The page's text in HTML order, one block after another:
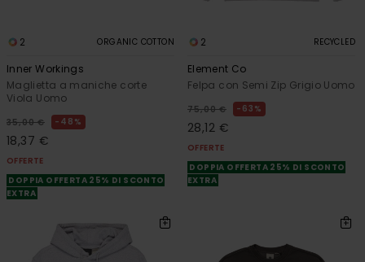
2 ORGANIC COTTON
Inner Workings
Maglietta a maniche corte
Viola Uomo
35,00 € 48%
18,37 €
OFFERTE
DOPPIA OFFERTA 25% DI SCONTO
EXTRA
2 RECYCLED
Element Co
Felpa con Semi Zip Grigio Uomo
75,00 € 63%
28,12 €
OFFERTE
DOPPIA OFFERTA 25% DI SCONTO
EXTRA